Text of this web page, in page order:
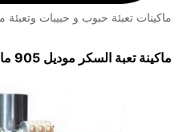
ماكينات تعبئة حبوب و حبيبات
ماكينة تعبة السكر موديل 905 ماركة